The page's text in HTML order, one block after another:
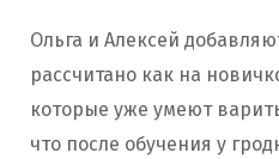
Ольга и Алексей
рассчитано как на
которые уже умеют
что после обучения у